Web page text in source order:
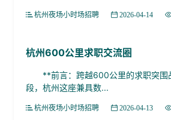
杭州夜场小时场招聘 2026-04-14
杭州600公里求职交流圈
**前言：跨越600公里的求职突围
段，杭州这座兼具数...
杭州夜场小时场招聘 2026-04-13